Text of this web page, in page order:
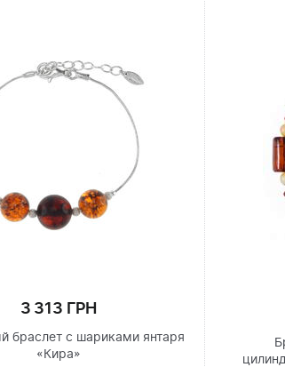
3 313 ГРН
браслет с шариками янтаря
«Кира»